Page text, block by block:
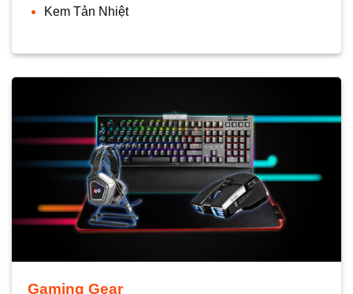
Kem Tản Nhiệt
Gaming Gear